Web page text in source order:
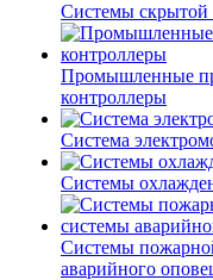
Системы скрытой
Промышленные
контроллеры
Система
Системы
Системы
аварийного